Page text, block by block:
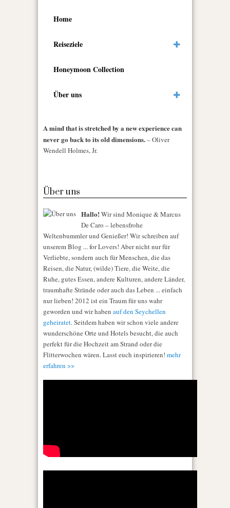
Home
Reiseziele
Honeymoon Collection
Über uns
A mind that is stretched by a new experience can
never go back to its old dimensions.– Oliver
Wendell Holmes, Jr.
Über uns
Hallo!Wir sind Monique & Marcus
De Caro – lebensfrohe
Weltenbummler und Genießer! Wir schreiben auf
unserem Blog ... for Lovers! Aber nicht nur für
Verliebte, sondern auch für Menschen, die das
Reisen, die Natur, (wilde) Tiere, die Weite, die
Ruhe, gutes Essen, andere Kulturen, andere Länder,
traumhafte Strände oder auch das Leben ... einfach
nur lieben! 2012 ist ein Traum für uns wahr
geworden und wir haben auf den Seychellen
geheiratet. Seitdem haben wir schon viele andere
wunderschöne Orte und Hotels besucht, die auch
perfekt für die Hochzeit am Strand oder die
Flitterwochen wären. Lasst euch inspirieren! mehr
erfahren >>